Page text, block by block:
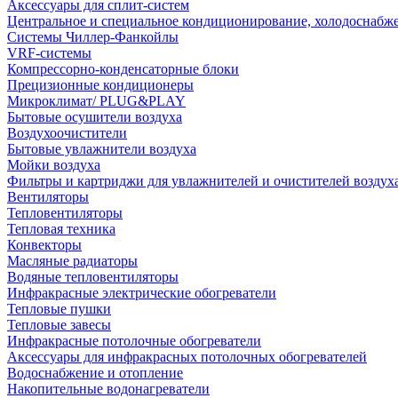
Аксессуары для сплит-систем
Центральное и специальное кондиционирование,
Системы Чиллер-Фанкойлы
VRF-системы
Компрессорно-конденсаторные блоки
Прецизионные кондиционеры
Микроклимат/ PLUG&PLAY
Бытовые осушители воздуха
Воздухоочистители
Бытовые увлажнители воздуха
Мойки воздуха
Фильтры и картриджи для увлажнителей и очистителей
Вентиляторы
Тепловентиляторы
Тепловая техника
Конвекторы
Масляные радиаторы
Водяные тепловентиляторы
Инфракрасные электрические обогреватели
Тепловые пушки
Тепловые завесы
Инфракрасные потолочные обогреватели
Аксессуары для инфракрасных потолочных обогревателей
Водоснабжение и отопление
Накопительные водонагреватели